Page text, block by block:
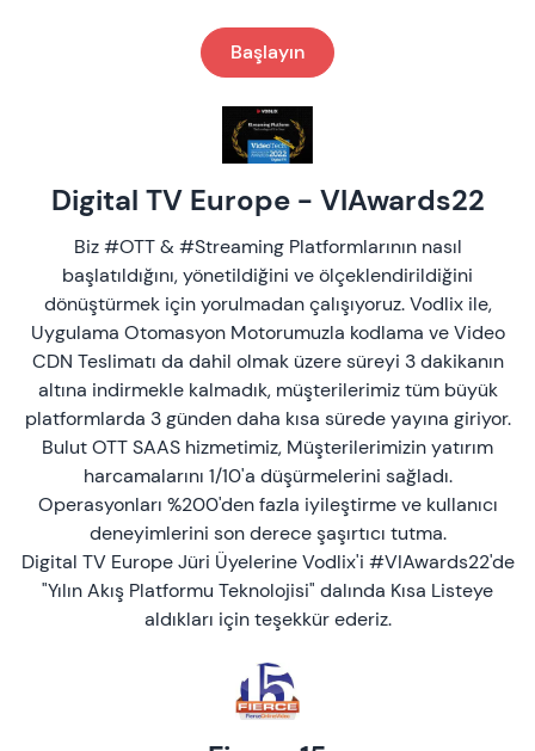
Başlayın
Digital TV Europe - VIAwards22
Biz #OTT & #Streaming Platformlarının nasıl
başlatıldığını, yönetildiğini ve ölçeklendirildiğini
dönüştürmek için yorulmadan çalışıyoruz. Vodlix ile,
Uygulama Otomasyon Motorumuzla kodlama ve Video
CDN Teslimatı da dahil olmak üzere süreyi 3 dakikanın
altına indirmekle kalmadık, müşterilerimiz tüm büyük
platformlarda 3 günden daha kısa sürede yayına giriyor.
Bulut OTT SAAS hizmetimiz, Müşterilerimizin yatırım
harcamalarını 1/10'a düşürmelerini sağladı.
Operasyonları %200'den fazla iyileştirme ve kullanıcı
deneyimlerini son derece şaşırtıcı tutma.
Digital TV Europe Jüri Üyelerine Vodlix'i #VIAwards22'de
"Yılın Akış Platformu Teknolojisi" dalında Kısa Listeye
aldıkları için teşekkür ederiz.